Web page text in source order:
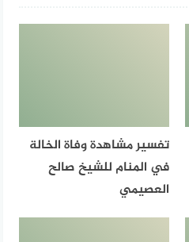
تفسير مشاهدة وفاة الخالة
في المنام للشيخ صالح
العصيمي